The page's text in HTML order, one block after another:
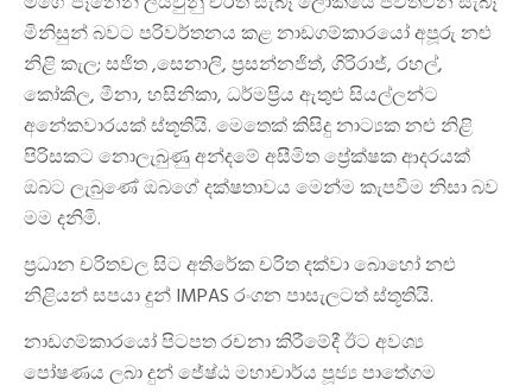
මිනිසුන් බවට පරිවර්තනය කළ නාඩගම්කාරයෝ අපූරු නළු
නිළි කැල; සජිත ,සෙනාලි, ප්‍රසන්නජිත්, ගිරිරාජ්, රහල්,
කෝකිල, මීනා, හසිනිකා, ධර්මප්‍රිය ඇතුළු සියල්ලන්ට
අනේකවාරයක් ස්තූතියි. මෙතෙක් කිසිදු නාට්‍යක නළු නිළි
පිරිසකට නොලැබුණු අන්දමේ අසීමිත ප්‍රේක්ෂක ආදරයක්
ඔබට ලැබුණේ ඔබගේ දක්ෂතාවය මෙන්ම කැපවීම නිසා බව
මම දනිමි.
ප්‍රධාන චරිතවල සිට අතිරේක චරිත දක්වා බොහෝ නළු
නිළියන් සපයා දුන් IMPAS රංගන පාසැලටත් ස්තූතියි.
නාඩගම්කාරයෝ පිටපත රචනා කිරීමේදී ඊට අවශ්‍ය
පෝෂණය ලබා දුන් ජේෂ්ඨ මහාචාර්ය පූජ්‍ය පාතේගම